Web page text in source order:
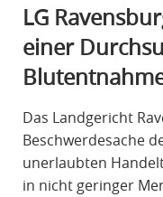
LG
einer
Das Landgericht
Beschwerdesache
unerlaubten
in nicht geringer